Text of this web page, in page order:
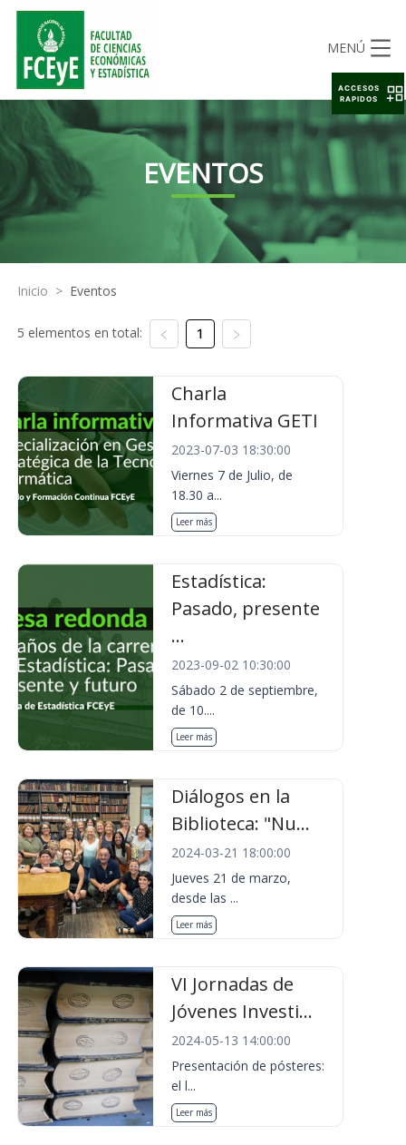
MENÚ
EVENTOS
Inicio > Eventos
5 elementos en total: 1
Charla
Informativa GETI
2023-07-03 18:30:00
Viernes 7 de Julio, de
18.30 a...
Leer más
Estadística:
Pasado, presente
...
2023-09-02 10:30:00
Sábado 2 de septiembre,
de 10....
Leer más
Diálogos en la
Biblioteca: "Nu...
2024-03-21 18:00:00
Jueves 21 de marzo,
desde las ...
Leer más
VI Jornadas de
Jóvenes Investi...
2024-05-13 14:00:00
Presentación de pósteres:
el l...
Leer más
ACCESOS
RAPIDOS